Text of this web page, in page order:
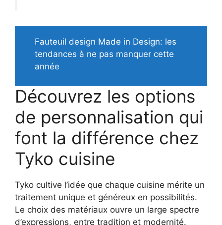
Fauteuil design Made in Design: les
tendances à ne pas manquer cette
année
Découvrez les options
de personnalisation qui
font la différence chez
Tyko cuisine
Tyko cultive l’idée que chaque cuisine mérite un
traitement unique et généreux en possibilités.
Le choix des matériaux ouvre un large spectre
d’expressions, entre tradition et modernité.